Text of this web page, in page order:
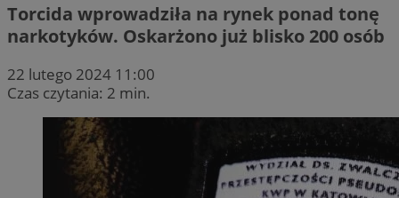
Torcida wprowadziła na rynek ponad tonę
narkotyków. Oskarżono już blisko 200 osób
22 lutego 2024 11:00
Czas czytania: 2 min.